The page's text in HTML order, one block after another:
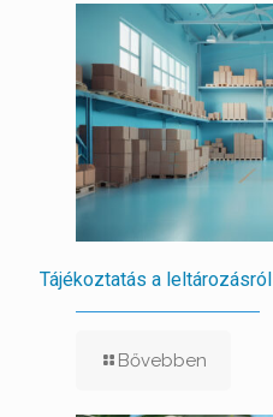
Tájékoztatás a leltározásról
Bővebben